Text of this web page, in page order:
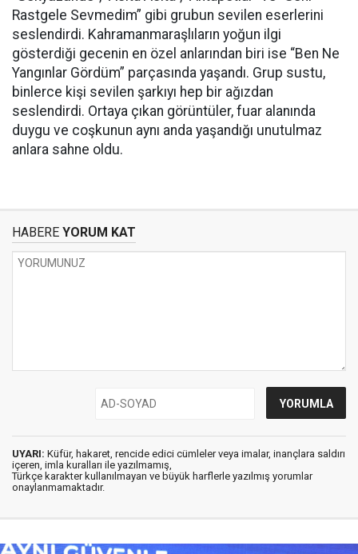
Rastgele Sevmedim” gibi grubun sevilen eserlerini
seslendirdi. Kahramanmaraşlıların yoğun ilgi
gösterdiği gecenin en özel anlarından biri ise “Ben Ne
Yangınlar Gördüm” parçasında yaşandı. Grup sustu,
binlerce kişi sevilen şarkıyı hep bir ağızdan
seslendirdi. Ortaya çıkan görüntüler, fuar alanında
duygu ve coşkunun aynı anda yaşandığı unutulmaz
anlara sahne oldu.
HABERE YORUM KAT
UYARI: Küfür, hakaret, rencide edici cümleler veya imalar, inançlara saldırı
içeren, imla kuralları ile yazılmamış,
Türkçe karakter kullanılmayan ve büyük harflerle yazılmış yorumlar
onaylanmamaktadır.